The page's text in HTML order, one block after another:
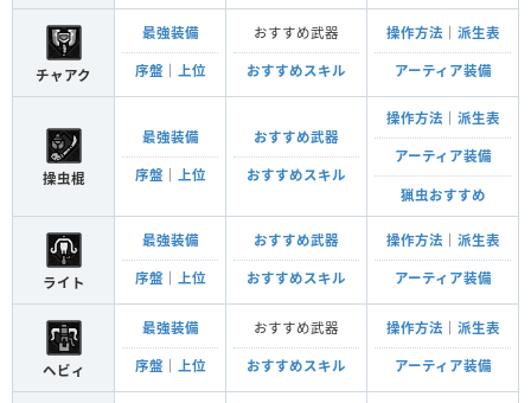
チャアク
最強装備
序盤 上位
おすすめ武器
おすすめスキル
操作方法 派生表
アーティア装備
操虫棍
最強装備
序盤 上位
おすすめ武器
おすすめスキル
操作方法 派生表
アーティア装備
猟虫おすすめ
ライト
最強装備
序盤 上位
おすすめ武器
おすすめスキル
操作方法 派生表
アーティア装備
ヘビィ
最強装備
序盤 上位
おすすめ武器
おすすめスキル
操作方法 派生表
アーティア装備